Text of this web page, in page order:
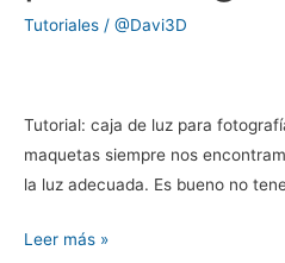
Tutoriales / @Davi3D
Tutorial: caja de luz para
maquetas siempre nos
la luz adecuada. Es bueno no
para
Leer más »